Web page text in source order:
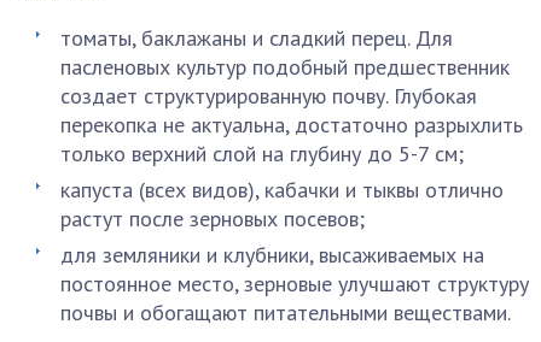
томаты, баклажаны и сладкий перец. Для
пасленовых культур подобный предшественник
создает структурированную почву. Глубокая
перекопка не актуальна, достаточно разрыхлить
только верхний слой на глубину до 5-7 см;
капуста (всех видов), кабачки и тыквы отлично
растут после зерновых посевов;
для земляники и клубники, высаживаемых на
постоянное место, зерновые улучшают структуру
почвы и обогащают питательными веществами.